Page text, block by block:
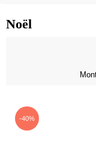
Noël
-40%